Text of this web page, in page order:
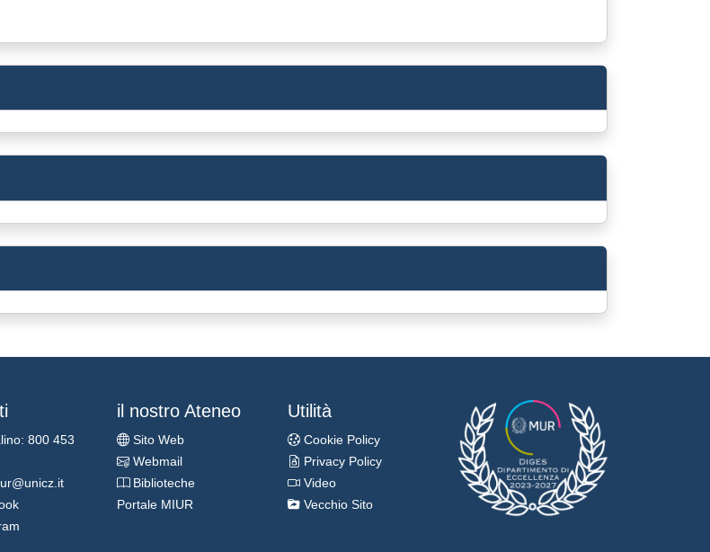
800 453
il nostro Ateneo
Sito Web
Webmail
Biblioteche
Portale MIUR
Utilità
Cookie Policy
Privacy Policy
Video
Vecchio Sito